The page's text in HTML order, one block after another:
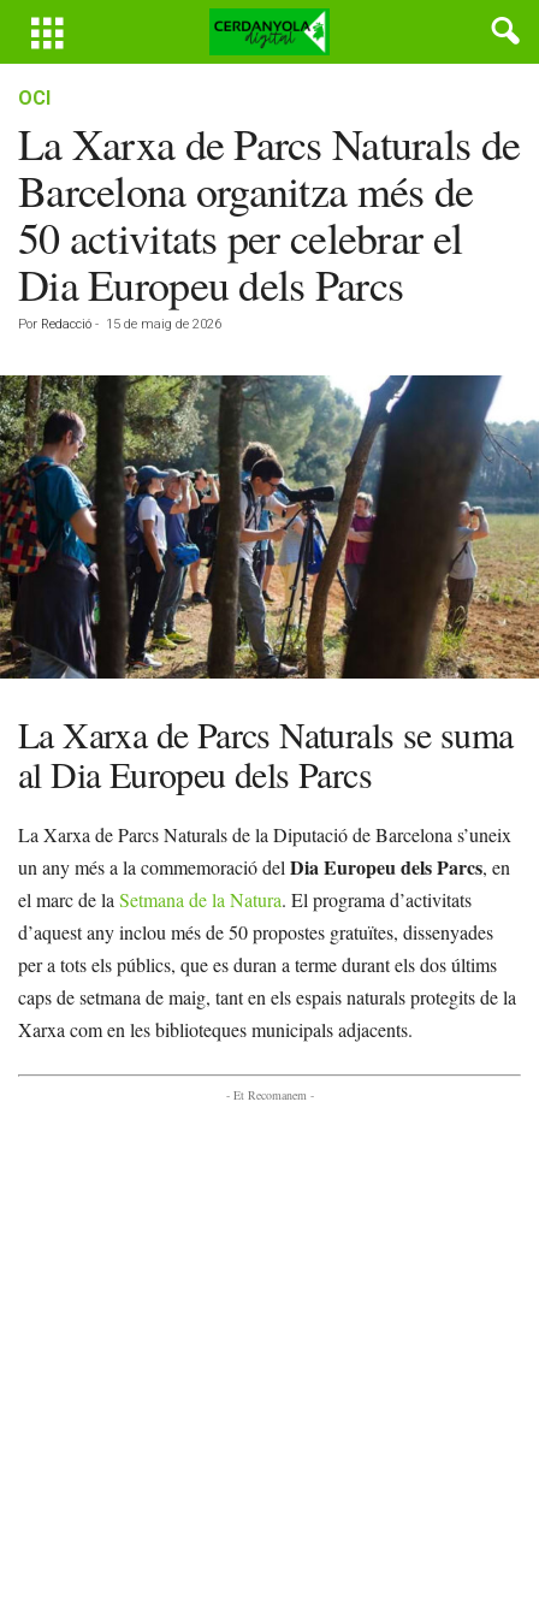
OCI
La Xarxa de Parcs Naturals de
Barcelona organitza més de
50 activitats per celebrar el
Dia Europeu dels Parcs
Por Redacció - 15 de maig de 2026
La Xarxa de Parcs Naturals se suma
al Dia Europeu dels Parcs
La Xarxa de Parcs Naturals de la Diputació de Barcelona s’uneix
un any més a la commemoració del Dia Europeu dels Parcs, en
el marc de la Setmana de la Natura. El programa d’activitats
d’aquest any inclou més de 50 propostes gratuïtes, dissenyades
per a tots els públics, que es duran a terme durant els dos últims
caps de setmana de maig, tant en els espais naturals protegits de la
Xarxa com en les biblioteques municipals adjacents.
- Et Recomanem -